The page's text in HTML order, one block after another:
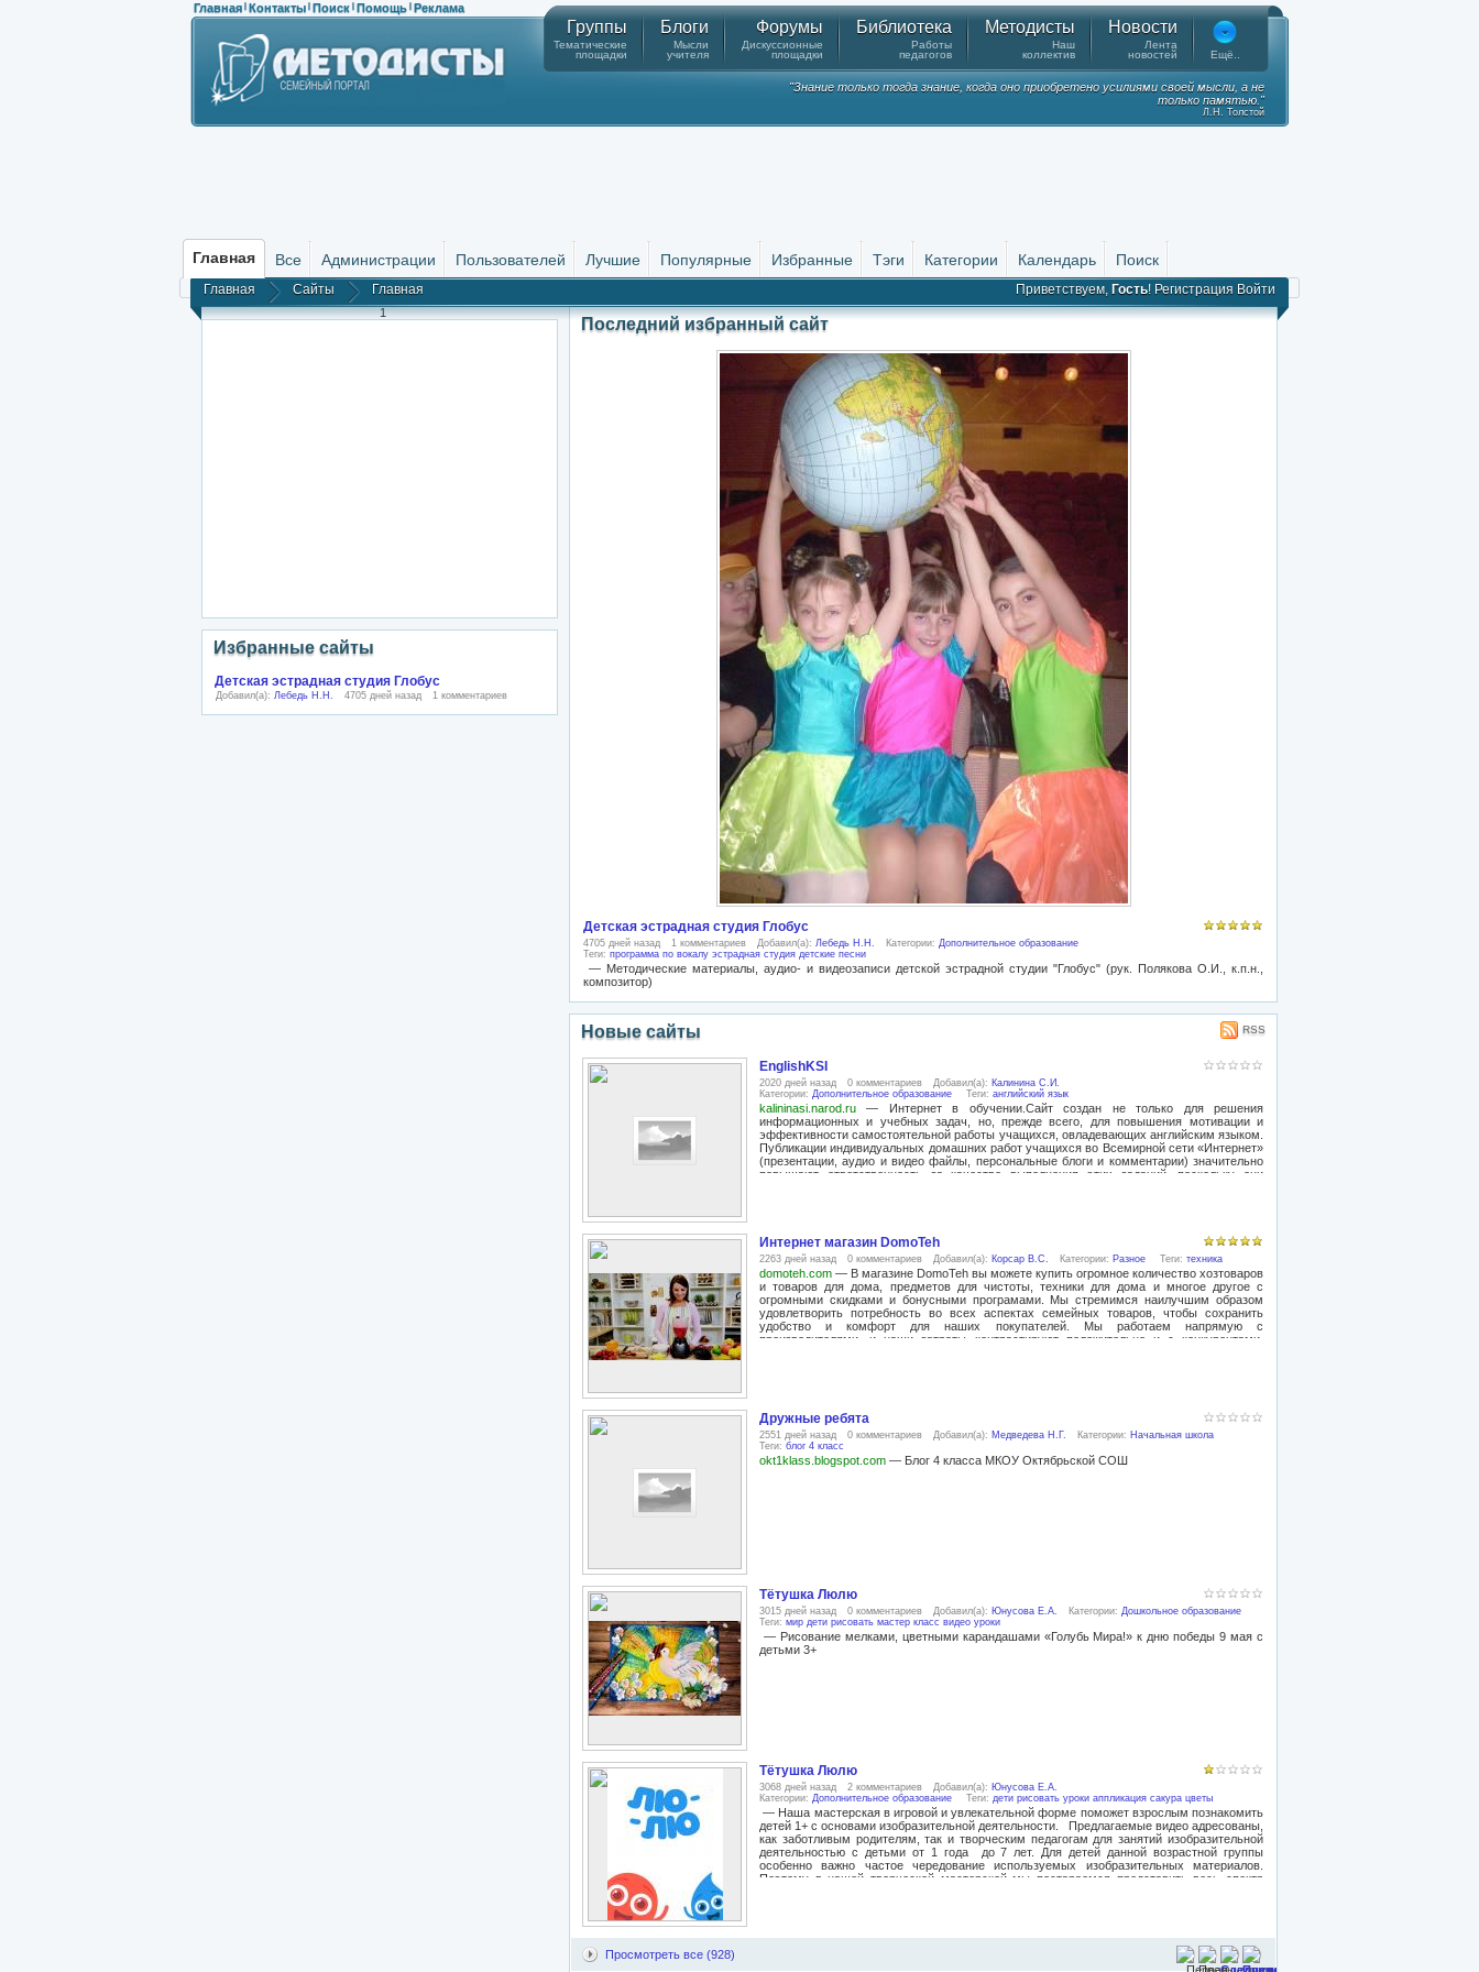
Главная | Контакты | Поиск | Помощь | Реклама
Группы
Тематические
площадки
Блоги
Мысли
учителя
Форумы
Дискуссионные
площадки
Библиотека
Работы
педагогов
Методисты
Наш
коллектив
Новости
Лента
новостей
Ещё..
"Знание только тогда знание, когда оно приобретено усилиями своей мысли, а не
только памятью."
Л.Н. Толстой
Главная Все Администрации Пользователей Лучшие Популярные Избранные Тэги Категории Календарь Поиск
Главная Сайты Главная Приветствуем, Гость! Регистрация Войти
1
Избранные сайты
Детская эстрадная студия Глобус
Добавил(а): Лебедь Н.Н. 4705 дней назад 1 комментариев
Последний избранный сайт
Детская эстрадная студия Глобус
4705 дней назад 1 комментариев Добавил(а): Лебедь Н.Н. Категории: Дополнительное образование
Теги: программа по вокалу эстрадная студия детские песни
— Методические материалы, аудио- и видеозаписи детской эстрадной студии "Глобус" (рук. Полякова О.И., к.п.н.,
композитор)
Новые сайты RSS
EnglishKSI
2020 дней назад 0 комментариев Добавил(а): Калинина С.И.
Категории: Дополнительное образование Теги: английский язык
kalininasi.narod.ru — Интернет в обучении.Сайт создан не только для решения
информационных и учебных задач, но, прежде всего, для повышения мотивации и
эффективности самостоятельной работы учащихся, овладевающих английским языком.
Публикации индивидуальных домашних работ учащихся во Всемирной сети «Интернет»
(презентации, аудио и видео файлы, персональные блоги и комментарии) значительно
повышают ответственность за качество выполнения этих заданий, поскольку они
Интернет магазин DomoTeh
2263 дней назад 0 комментариев Добавил(а): Корсар В.С. Категории: Разное Теги: техника
domoteh.com — В магазине DomoTeh вы можете купить огромное количество хозтоваров
и товаров для дома, предметов для чистоты, техники для дома и многое другое с
огромными скидками и бонусными програмами. Мы стремимся наилучшим образом
удовлетворить потребность во всех аспектах семейных товаров, чтобы сохранить
удобство и комфорт для наших покупателей. Мы работаем напрямую с
производителями, и наши затраты контрастируют положительно и с конкурентами.
товаров на украинском рынке. Имеющиеся знания позволяют нам легко сотрудничать с
новыми поставщиками, получая при этом лучшие цены и товары во всем их диапазоне.
Всегда ведется работа по расширению ассортимента товара. Больше всего в последнее
время нам показались такие территории, как техника, кухонное принадлежности,
новинки с Китая. Это и многое другое вы можете приобрести у нас с небольшими
Дружные ребята
2551 дней назад 0 комментариев Добавил(а): Медведева Н.Г. Категории: Начальная школа
Теги: блог 4 класс
okt1klass.blogspot.com — Блог 4 класса МКОУ Октябрьской СОШ
Тётушка Люлю
3015 дней назад 0 комментариев Добавил(а): Юнусова Е.А. Категории: Дошкольное образование
Теги: мир дети рисовать мастер класс видео уроки
— Рисование мелками, цветными карандашами «Голубь Мира!» к дню победы 9 мая с
детьми 3+
Тётушка Люлю
3068 дней назад 2 комментариев Добавил(а): Юнусова Е.А.
Категории: Дополнительное образование Теги: дети рисовать уроки аппликация сакура цветы
— Наша мастерская в игровой и увлекательной форме поможет взрослым познакомить
детей 1+ с основами изобразительной деятельности. Предлагаемые видео адресованы,
как заботливым родителям, так и творческим педагогам для занятий изобразительной
деятельностью с детьми от 1 года до 7 лет. Для детей данной возрастной группы
особенно важно частое чередование используемых изобразительных материалов.
Поэтому в нашей творческой мастерской мы постараемся представить весь спектр
гуашью, пастелью, восковыми мелками, познакомите его с основными техниками
Просмотреть все (928)